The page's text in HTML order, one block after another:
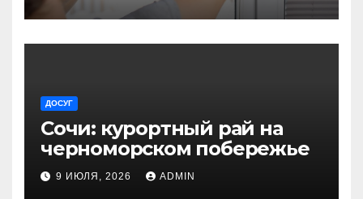
ДОСУГ
Сочи: курортный рай на
черноморском побережье
9 ИЮЛЯ, 2026 ADMIN